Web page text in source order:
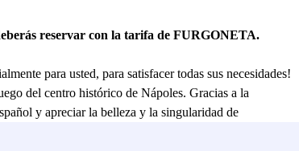
reservar con la tarifa de FURGONETA.
para usted, para satisfacer todas sus necesidades!
del centro histórico de Nápoles. Gracias a la
y apreciar la belleza y la singularidad de